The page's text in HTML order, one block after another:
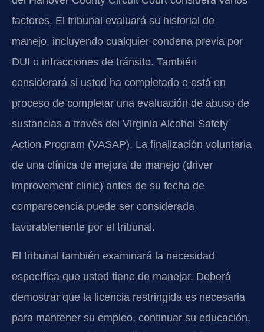
factores. El tribunal evaluará su historial de
manejo, incluyendo cualquier condena previa por
DUI o infracciones de tránsito. También
considerará si usted ha completado o está en
proceso de completar una evaluación de abuso de
sustancias a través del Virginia Alcohol Safety
Action Program (VASAP). La finalización voluntaria
de una clínica de mejora de manejo (driver
improvement clinic) antes de su fecha de
comparecencia puede ser considerada
favorablemente por el tribunal.
El tribunal también examinará la necesidad
específica que usted tiene de manejar. Deberá
demostrar que la licencia restringida es necesaria
para mantener su empleo, continuar su educación,